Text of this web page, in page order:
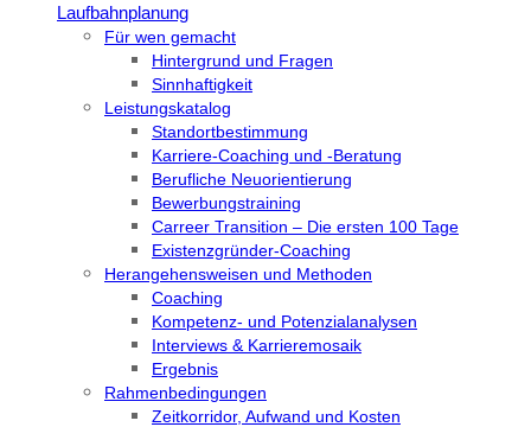
Laufbahnplanung
Für wen gemacht
Hintergrund und Fragen
Sinnhaftigkeit
Leistungskatalog
Standortbestimmung
Karriere-Coaching und -Beratung
Berufliche Neuorientierung
Bewerbungstraining
Carreer Transition – Die ersten 100 Tage
Existenzgründer-Coaching
Herangehensweisen und Methoden
Coaching
Kompetenz- und Potenzialanalysen
Interviews & Karrieremosaik
Ergebnis
Rahmenbedingungen
Zeitkorridor, Aufwand und Kosten